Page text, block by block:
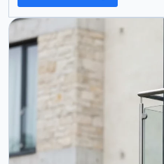
dostosowanych do
klientów. W dzisiejszym
rodzaje balustrad […]